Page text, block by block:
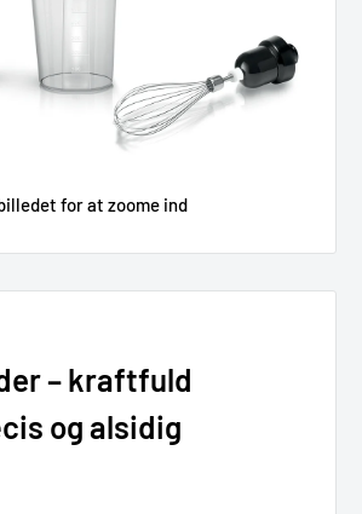
for at zoome ind
– kraftfuld
og alsidig